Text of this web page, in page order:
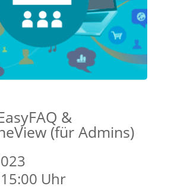
&
(für Admins)
Uhr